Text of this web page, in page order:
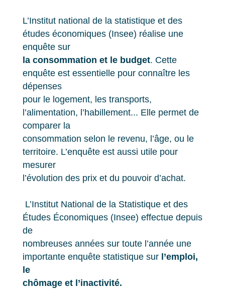
L’Institut national de la statistique et des
études économiques (Insee) réalise une
enquête sur
la consommation et le budget. Cette
enquête est essentielle pour connaître les
dépenses
pour le logement, les transports,
l’alimentation, l’habillement... Elle permet de
comparer la
consommation selon le revenu, l’âge, ou le
territoire. L’enquête est aussi utile pour
mesurer
l’évolution des prix et du pouvoir d’achat.
L’Institut National de la Statistique et des
Études Économiques (Insee) effectue depuis
de
nombreuses années sur toute l’année une
importante enquête statistique sur l’emploi,
le
chômage et l’inactivité.